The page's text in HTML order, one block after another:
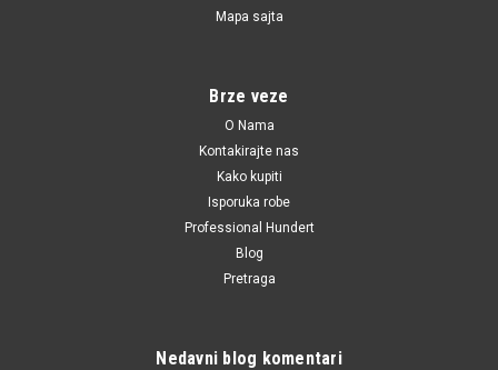
Mapa sajta
Brze veze
O Nama
Kontakirajte nas
Kako kupiti
Isporuka robe
Professional Hundert
Blog
Pretraga
Nedavni blog komentari